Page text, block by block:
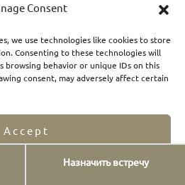
Consent
we use technologies like cookies to store
Consenting to these technologies will
browsing behavior or unique IDs on this
consent, may adversely affect certain
Accept
Privacy Statement
протез на имплантате
этапа установки
окончательной
лечения основаны
а систематический
для
результатов.
Назначить встречу